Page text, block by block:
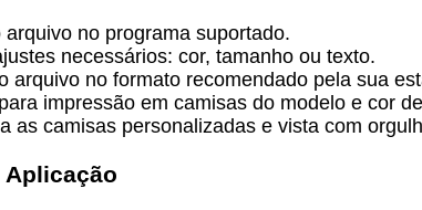
arquivo no programa suportado.
necessários: cor, tamanho ou texto.
arquivo no formato recomendado pela sua
impressão em camisas do modelo e cor
as camisas personalizadas e vista com
Aplicação